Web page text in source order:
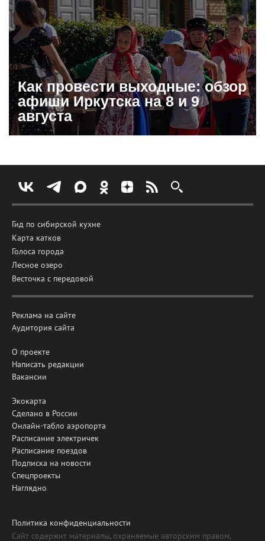
Как провести выходные: обзор
афиши Иркутска на 8 и 9
августа
Гид по сибирской кухне
Карта катков
Голоса города
Лесное озеро
Весточка с передовой
Реклама на сайте
Аудитория сайта
О проекте
Написать редакции
Вакансии
Экокарта
Сделано в России
Онлайн-табло аэропорта
Расписание электричек
Расписание поездов
Подписка на новости
Спецпроекты
Наглядно
Политика конфиденциальности
Сайт содержит материалы, охраняемые авторским правом,